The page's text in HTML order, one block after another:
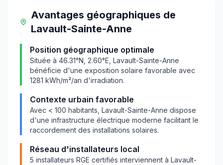
Avantages géographiques de
Lavault-Sainte-Anne
Position géographique optimale
Située à 46.31°N, 2.60°E, Lavault-Sainte-Anne
bénéficie d'une exposition solaire favorable avec
1281 kWh/m²/an d'irradiation.
Contexte urbain favorable
Avec < 100 habitants, Lavault-Sainte-Anne dispose
d'une infrastructure électrique moderne facilitant le
raccordement des installations solaires.
Réseau d'installateurs local
5 installateurs RGE certifiés interviennent à Lavault-